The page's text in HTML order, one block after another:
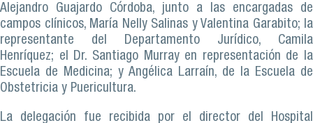
Alejandro Guajardo Córdoba, junto a las encargadas de
campos clínicos, María Nelly Salinas y Valentina Garabito; la
representante del Departamento Jurídico, Camila
Henríquez; el Dr. Santiago Murray en representación de la
Escuela de Medicina; y Angélica Larraín, de la Escuela de
Obstetricia y Puericultura.
La delegación fue recibida por el director del Hospital